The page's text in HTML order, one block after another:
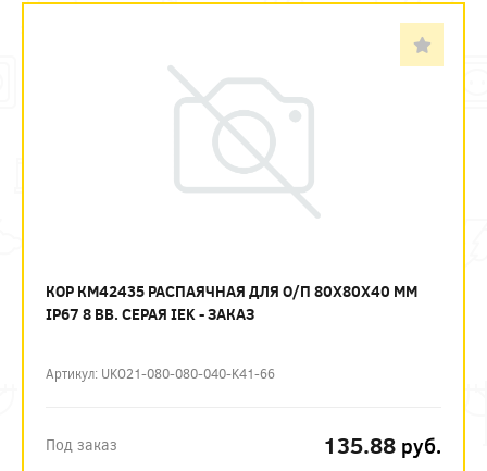
КОР КМ42435 РАСПАЯЧНАЯ ДЛЯ О/П 80Х80Х40 ММ
IP67 8 ВВ. СЕРАЯ IEK - ЗАКАЗ
Артикул: UKO21-080-080-040-K41-66
Под заказ 135.88 руб.